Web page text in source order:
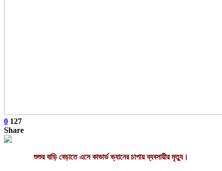
0 127
Share
শুশুর বাড়ি বেড়াতে এসে কাভার্ড ভ্যানের চাপায় ব্যবসায়ীর মৃত্যু।